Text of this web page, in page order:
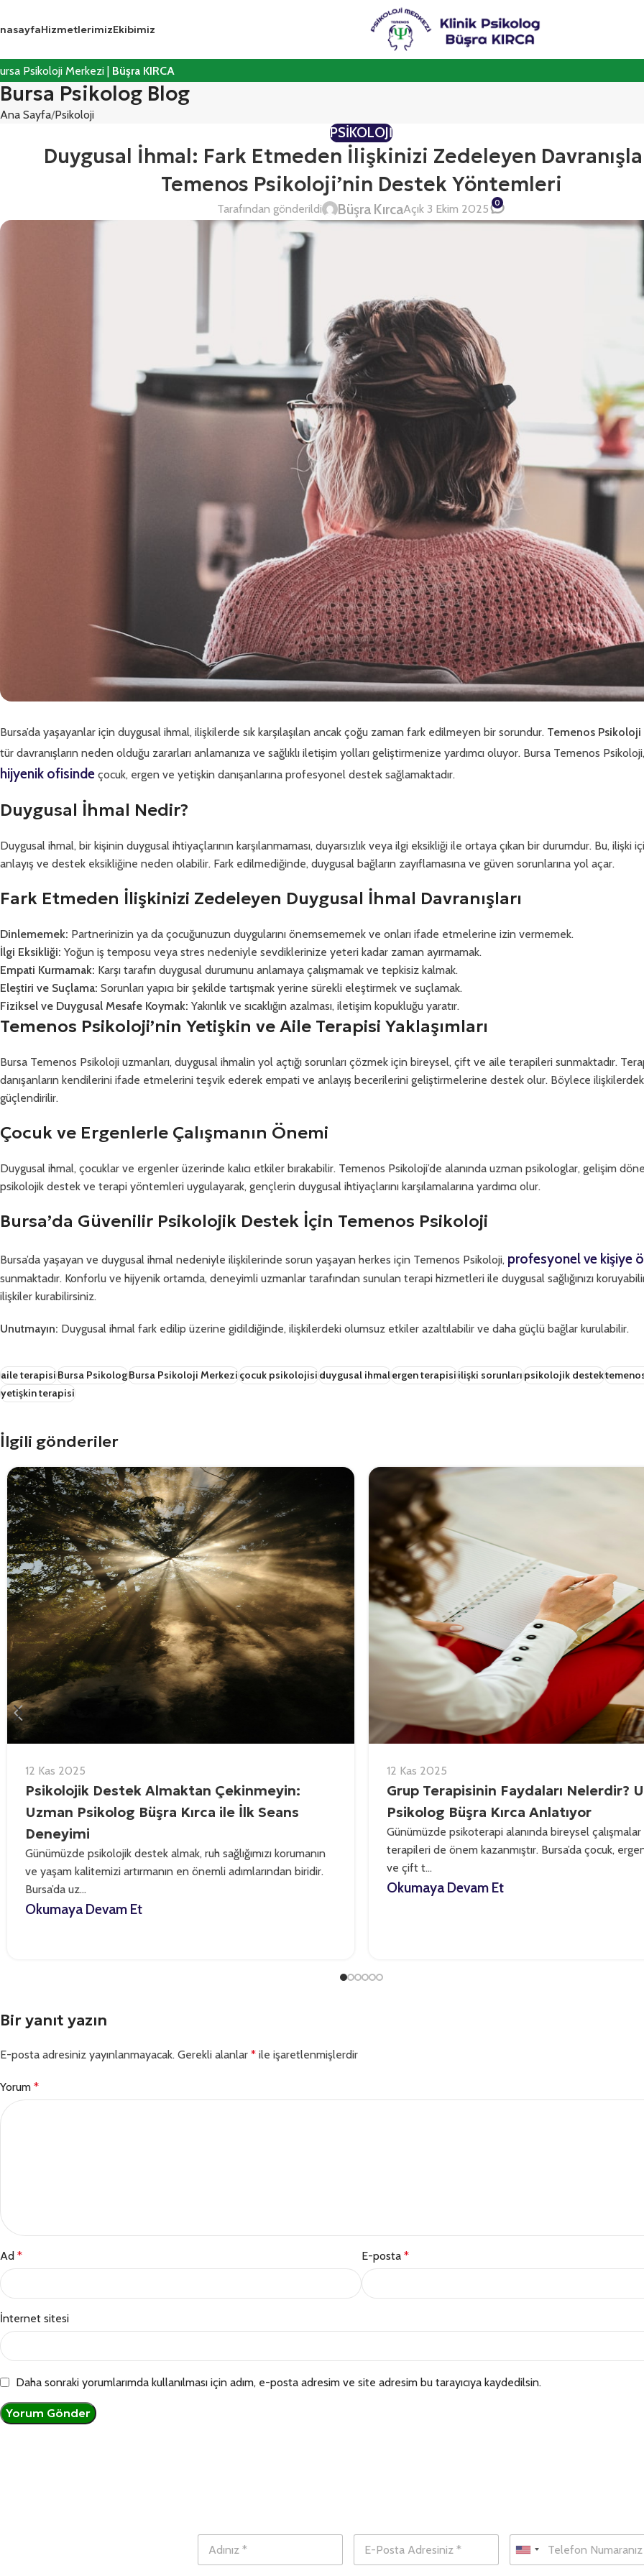
HizmetlerimizEkibimiz
Psikoloji Merkezi | Büşra KIRCA
Bursa Psikolog Blog
Ana Sayfa Psikoloji
PSIKOLOJI
Duygusal İhmal: Fark Etmeden İlişkinizi Zedeleyen
Temenos Psikoloji’nin Destek Yöntemleri
Tarafından gönderildi Büşra KırcaAçık 3 Ekim 2025 0
Bursa’da yaşayanlar için duygusal ihmal, ilişkilerde sık karşılaşılan ancak çoğu zaman fark edilmeyen bir sorundur. Temenos Psikoloji
tür davranışların neden olduğu zararları anlamanıza ve sağlıklı iletişim yolları geliştirmenize yardımcı oluyor. Bursa Temenos Psikoloji,
hijyenik ofisinde çocuk, ergen ve yetişkin danışanlarına profesyonel destek sağlamaktadır.
Duygusal İhmal Nedir?
Duygusal ihmal, bir kişinin duygusal ihtiyaçlarının karşılanmaması, duyarsızlık veya ilgi eksikliği ile ortaya çıkan bir durumdur. Bu, ilişki
anlayış ve destek eksikliğine neden olabilir. Fark edilmediğinde, duygusal bağların zayıflamasına ve güven sorunlarına yol açar.
Fark Etmeden İlişkinizi Zedeleyen Duygusal İhmal Davranışları
Dinlememek: Partnerinizin ya da çocuğunuzun duygularını önemsememek ve onları ifade etmelerine izin vermemek.
İlgi Eksikliği: Yoğun iş temposu veya stres nedeniyle sevdiklerinize yeteri kadar zaman ayırmamak.
Empati Kurmamak: Karşı tarafın duygusal durumunu anlamaya çalışmamak ve tepkisiz kalmak.
Eleştiri ve Suçlama: Sorunları yapıcı bir şekilde tartışmak yerine sürekli eleştirmek ve suçlamak.
Fiziksel ve Duygusal Mesafe Koymak: Yakınlık ve sıcaklığın azalması, iletişim kopukluğu yaratır.
Temenos Psikoloji’nin Yetişkin ve Aile Terapisi Yaklaşımları
Bursa Temenos Psikoloji uzmanları, duygusal ihmalin yol açtığı sorunları çözmek için bireysel, çift ve aile terapileri sunmaktadır.
danışanların kendilerini ifade etmelerini teşvik ederek empati ve anlayış becerilerini geliştirmelerine destek olur. Böylece
güçlendirilir.
Çocuk ve Ergenlerle Çalışmanın Önemi
Duygusal ihmal, çocuklar ve ergenler üzerinde kalıcı etkiler bırakabilir. Temenos Psikoloji’de alanında uzman psikologlar, gelişim
psikolojik destek ve terapi yöntemleri uygulayarak, gençlerin duygusal ihtiyaçlarını karşılamalarına yardımcı olur.
Bursa’da Güvenilir Psikolojik Destek İçin Temenos Psikoloji
Bursa’da yaşayan ve duygusal ihmal nedeniyle ilişkilerinde sorun yaşayan herkes için Temenos Psikoloji, profesyonel ve kişiye
sunmaktadır. Konforlu ve hijyenik ortamda, deneyimli uzmanlar tarafından sunulan terapi hizmetleri ile duygusal sağlığınızı
ilişkiler kurabilirsiniz.
Unutmayın: Duygusal ihmal fark edilip üzerine gidildiğinde, ilişkilerdeki olumsuz etkiler azaltılabilir ve daha güçlü bağlar kurulabilir.
aile terapisiBursa PsikologBursa Psikoloji Merkeziçocuk psikolojisiduygusal ihmalergen terapisiilişki sorunlarıpsikolojik destek
yetişkin terapisi
İlgili gönderiler
12 Kas 2025
Psikolojik Destek Almaktan Çekinmeyin:
Uzman Psikolog Büşra Kırca ile İlk Seans
Deneyimi
Günümüzde psikolojik destek almak, ruh sağlığımızı korumanın
ve yaşam kalitemizi artırmanın en önemli adımlarından biridir.
Bursa’da uz...
Okumaya Devam Et
12 Kas 2025
Grup Terapisinin Faydaları Nelerdir?
Psikolog Büşra Kırca Anlatıyor
Günümüzde psikoterapi alanında bireysel çalışmalar
terapileri de önem kazanmıştır. Bursa’da çocuk,
ve çift t...
Okumaya Devam Et
Bir yanıt yazın
E-posta adresiniz yayınlanmayacak. Gerekli alanlar * ile işaretlenmişlerdir
Yorum *
Ad * E-posta *
İnternet sitesi
Daha sonraki yorumlarımda kullanılması için adım, e-posta adresim ve site adresim bu tarayıcıya kaydedilsin.
A
ı
E
P
T
l
U